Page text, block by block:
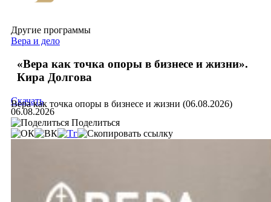
Другие программы
Вера и дело
«Вера как точка опоры в бизнесе и жизни».
Кира Долгова
Вера как точка опоры в бизнесе и жизни (06.08.2026)
Скачать
06.08.2026
Поделиться